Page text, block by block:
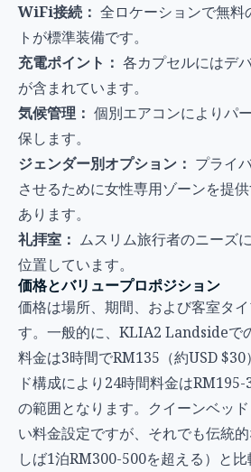
WiFi接続： 全ロケーションで無料
トが標準装備です。
充電ポイント： 各カプセルにはデ
が含まれています。
気候管理： 個別エアコンによりパ
保します。
ジェンダー別オプション： プライ
させるために女性専用ゾーンを提
あります。
礼拝室： ムスリム旅行者のニーズ
位置しています。
価格とバリュープロポジション
価格は場所、期間、および客室タ
す。一般的に、KLIA2 Landsideで
料金は3時間でRM135（約USD
ド構成により24時間料金はRM195-
の範囲となります。クイーンベッ
い料金設定ですが、それでも伝統
しば1泊RM300-500を超える）と